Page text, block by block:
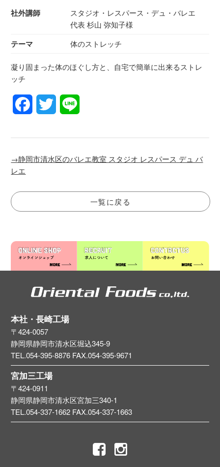
社外講師
スタジオ・レスパース・デュ・バレエ
代表 杉山 弥知子様
テーマ 体のストレッチ
凝り固まった体のほぐし方と、自宅で簡単に出来るストレ
ッチ
FacebookTwitter
→静岡市清水区のバレエ教室 スタジオ レスパース デュ バ
レエ
一覧に戻る
本社・長崎工場
〒424-0057
静岡県静岡市清水区堀込345-9
TEL.054-395-8876 FAX.054-395-9671
宮加三工場
〒424-0911
静岡県静岡市清水区宮加三340-1
TEL.054-337-1662 FAX.054-337-1663